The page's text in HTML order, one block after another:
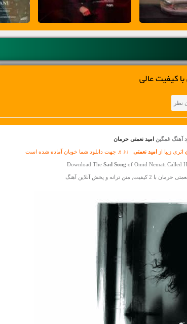
کیفیت عالی
نظر
آهنگ غمگین امید نعمتی حرمان
اثری زیبا از امید نعمتی ♩♪♬ جهت دانلود شما خوبان آماده شده است
Download The Sad Song of Omid Nemati Called
ترانه و پخش آنلاین آهنگ